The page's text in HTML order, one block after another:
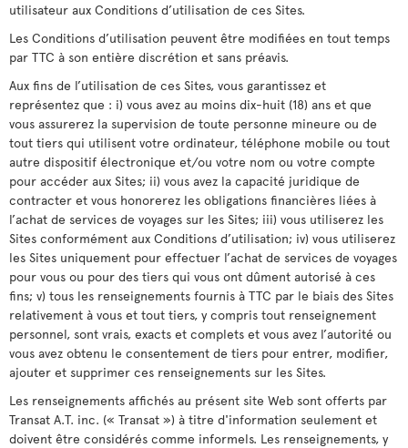
utilisateur aux Conditions d’utilisation de ces Sites.
Les Conditions d’utilisation peuvent être modifiées en tout temps
par TTC à son entière discrétion et sans préavis.
Aux fins de l’utilisation de ces Sites, vous garantissez et
représentez que : i) vous avez au moins dix-huit (18) ans et que
vous assurerez la supervision de toute personne mineure ou de
tout tiers qui utilisent votre ordinateur, téléphone mobile ou tout
autre dispositif électronique et/ou votre nom ou votre compte
pour accéder aux Sites; ii) vous avez la capacité juridique de
contracter et vous honorerez les obligations financières liées à
l’achat de services de voyages sur les Sites; iii) vous utiliserez les
Sites conformément aux Conditions d’utilisation; iv) vous utiliserez
les Sites uniquement pour effectuer l’achat de services de voyages
pour vous ou pour des tiers qui vous ont dûment autorisé à ces
fins; v) tous les renseignements fournis à TTC par le biais des Sites
relativement à vous et tout tiers, y compris tout renseignement
personnel, sont vrais, exacts et complets et vous avez l’autorité ou
vous avez obtenu le consentement de tiers pour entrer, modifier,
ajouter et supprimer ces renseignements sur les Sites.
Les renseignements affichés au présent site Web sont offerts par
Transat A.T. inc. (« Transat ») à titre d'information seulement et
doivent être considérés comme informels. Les renseignements, y